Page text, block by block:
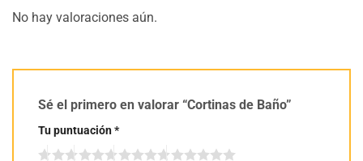
No hay valoraciones aún.
Sé el primero en valorar “Cortinas de Baño”
Tu puntuación*